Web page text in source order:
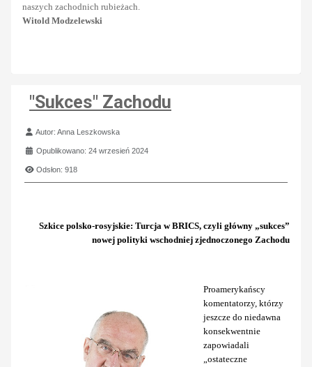
naszych zachodnich rubieżach.
Witold Modzelewski
"Sukces" Zachodu
Szczegóły
Autor:Anna Leszkowska
Opublikowano: 24 wrzesień 2024
Odsłon: 918
Szkice polsko-rosyjskie: Turcja w BRICS, czyli główny „sukces”
nowej polityki wschodniej zjednoczonego Zachodu
Proamerykańscy
komentatorzy, którzy
jeszcze do niedawna
konsekwentnie
zapowiadali
„ostateczne